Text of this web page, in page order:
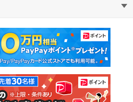
中古マンション
中古一戸建て
土地
教えて！住まいの先生